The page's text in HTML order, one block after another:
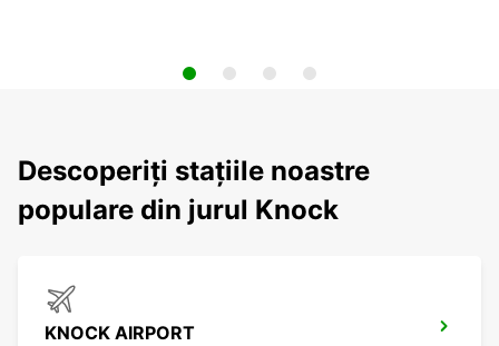
Descoperiți stațiile noastre
populare din jurul Knock
KNOCK AIRPORT